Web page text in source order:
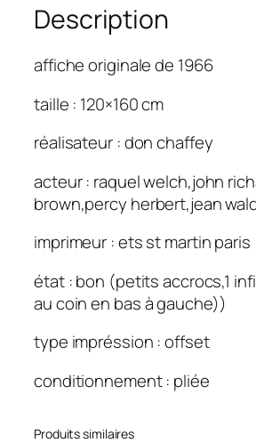
Description
affiche originale de 1966
taille : 120×160 cm
réalisateur : don chaffey
acteur : raquel welch,john
brown,percy herbert,jean
imprimeur : ets st martin paris
état : bon (petits accrocs,1
au coin en bas à gauche))
type impréssion : offset
conditionnement : pliée
Produits similaires